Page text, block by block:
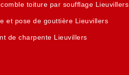
toiture par soufflage Lieuvillers
et pose de gouttière Lieuvillers
de charpente Lieuvillers